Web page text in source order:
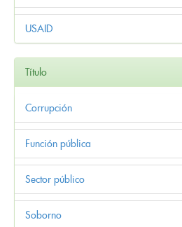
USAID
Título
Corrupción
Función pública
Sector público
Soborno